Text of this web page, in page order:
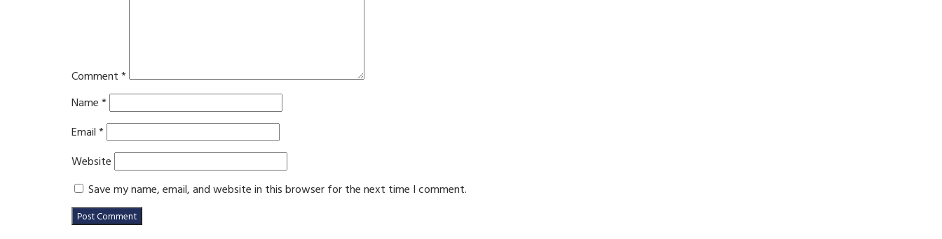
Comment *
Name *
Email *
Website
Save my name, email, and website in this browser for the next time I comment.